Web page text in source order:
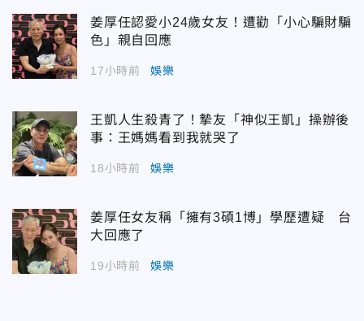
姜厚任認愛小24歲女友！遭勸「小心騙財騙
色」親自回應
17小時前 娛樂
王凱人生殺青了！摯友「神似王凱」操辦後
事：王媽媽看到我就哭了
18小時前 娛樂
姜厚任女友稱「擁有3碩1博」學歷遭疑 台
大回應了
19小時前 娛樂